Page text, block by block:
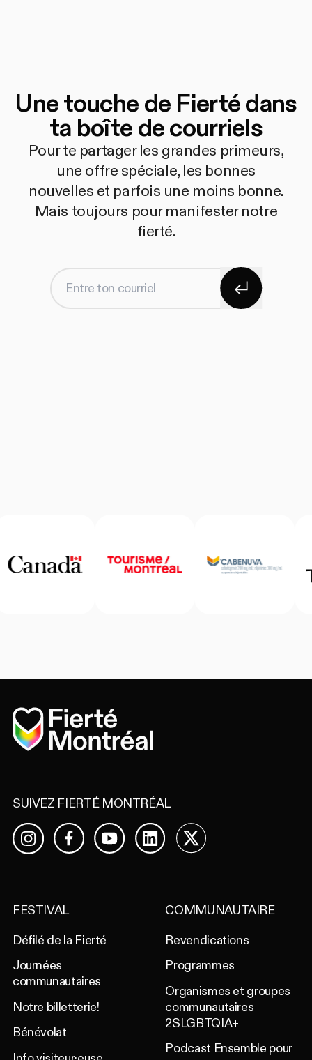
Une touche de Fierté dans
ta boîte de courriels
Pour te partager les grandes primeurs,
une offre spéciale, les bonnes
nouvelles et parfois une moins bonne.
Mais toujours pour manifester notre
fierté.
Entre ton courriel S'abonner
Accueil
SUIVEZ FIERTÉ MONTRÉAL
InstagramFacebookYouTubeLinkedIn
X
FESTIVAL
Défilé de la Fierté
Journées
communautaires
Notre billetterie!
Bénévolat
COMMUNAUTAIRE
Revendications
Programmes
Organismes et groupes
communautaires
2SLGBTQIA+
Podcast Ensemble pour